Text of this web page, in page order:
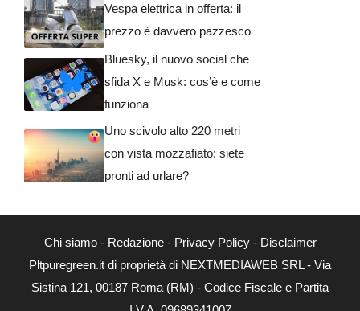
Vespa elettrica in offerta: il
prezzo è davvero pazzesco
Bluesky, il nuovo social che
sfida X e Musk: cos’è e come
funziona
Uno scivolo alto 220 metri
con vista mozzafiato: siete
pronti ad urlare?
Chi siamo- Redazione- Privacy Policy- Disclaimer
Pltpuregreen.it di proprietà di NEXTMEDIAWEB SRL - Via
Sistina 121, 00187 Roma (RM) - Codice Fiscale e Partita